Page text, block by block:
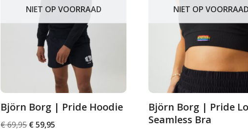
NIET OP VOORRAAD
Björn Borg | Pride Hoodie
€69,95 €59,95
NIET OP
Björn Borg | Pride
Seamless Bra